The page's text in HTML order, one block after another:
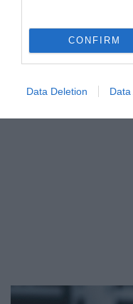
CONFIRM
Data Deletion Data
évesek becsült átlagos
második negyedévben,